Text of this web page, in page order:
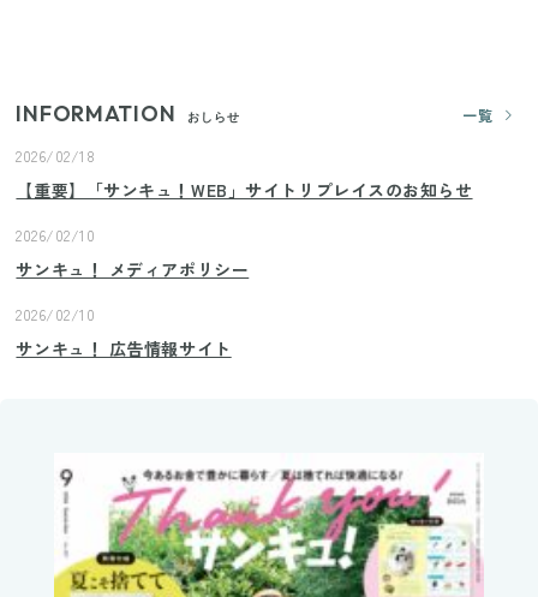
INFORMATION おしらせ
一覧
2026/02/18
【重要】「サンキュ！WEB」サイトリプレイスのお知らせ
2026/02/10
サンキュ！ メディアポリシー
2026/02/10
サンキュ！ 広告情報サイト